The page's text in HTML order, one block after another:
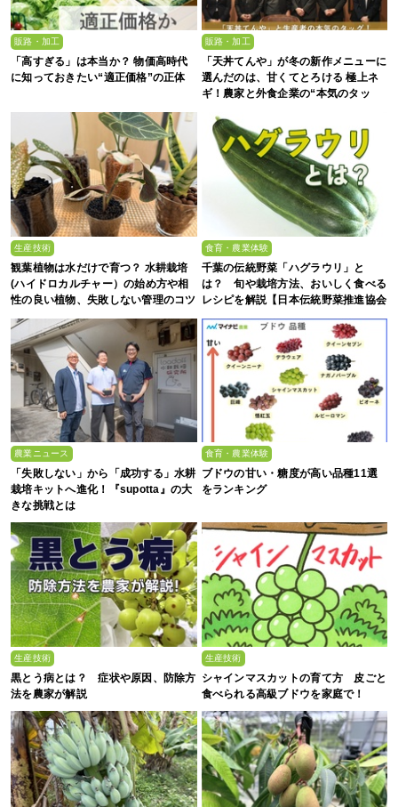
販路・加工
「高すぎる」は本当か？ 物価高時代
に知っておきたい“適正価格”の正体
販路・加工
「天丼てんや」が冬の新作メニューに
選んだのは、甘くてとろける 極上ネ
ギ！農家と外食企業の“本気のタッ
生産技術
観葉植物は水だけで育つ？ 水耕栽培
(ハイドロカルチャー）の始め方や相
性の良い植物、失敗しない管理のコツ
食育・農業体験
千葉の伝統野菜「ハグラウリ」と
は？ 旬や栽培方法、おいしく食べる
レシピを解説【日本伝統野菜推進協会
農業ニュース
「失敗しない」から「成功する」水耕
栽培キットへ進化！『supotta』の大
きな挑戦とは
食育・農業体験
ブドウの甘い・糖度が高い品種11選
をランキング
生産技術
黒とう病とは？ 症状や原因、防除方
法を農家が解説
生産技術
シャインマスカットの育て方 皮ごと
食べられる高級ブドウを家庭で！